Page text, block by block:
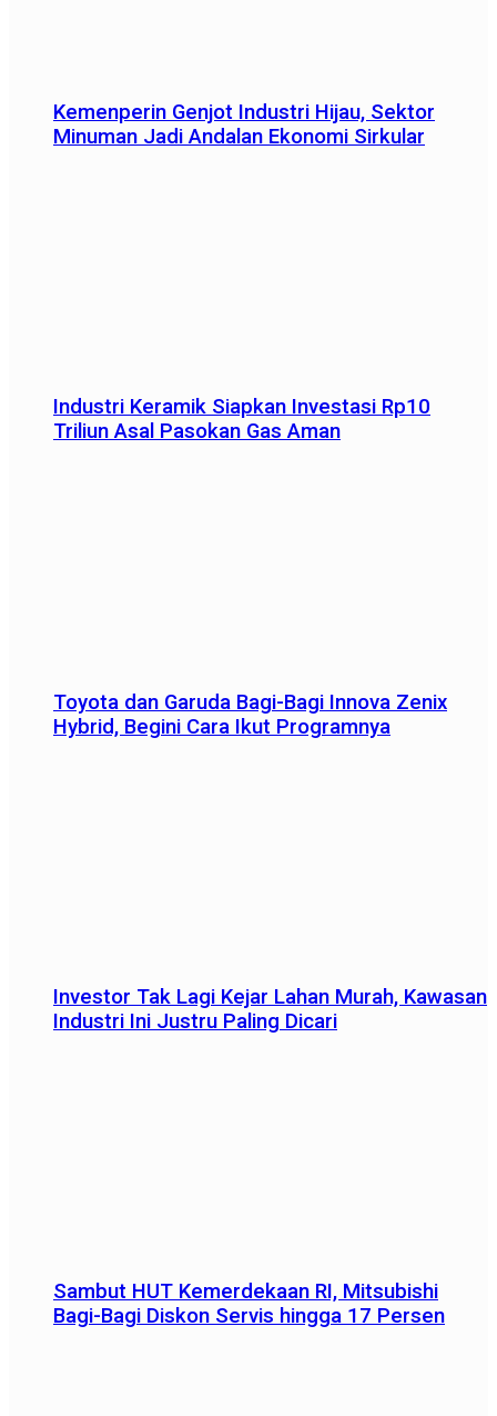
Kemenperin Genjot Industri Hijau, Sektor
Minuman Jadi Andalan Ekonomi Sirkular
Industri Keramik Siapkan Investasi Rp10
Triliun Asal Pasokan Gas Aman
Toyota dan Garuda Bagi-Bagi Innova Zenix
Hybrid, Begini Cara Ikut Programnya
Investor Tak Lagi Kejar Lahan Murah, Kawasan
Industri Ini Justru Paling Dicari
Sambut HUT Kemerdekaan RI, Mitsubishi
Bagi-Bagi Diskon Servis hingga 17 Persen